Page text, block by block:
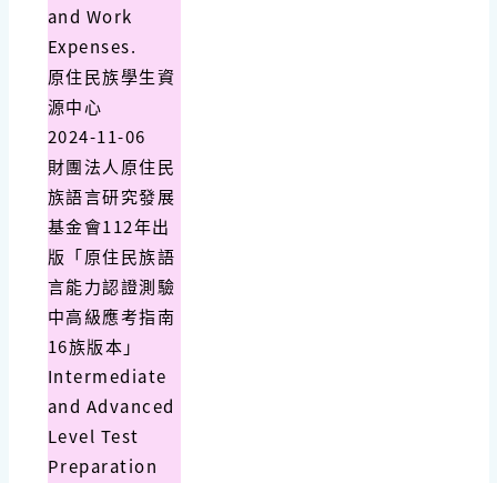
and Work
Expenses.
原住民族學生資
源中心
2024-11-06
財團法人原住民
族語言研究發展
基金會112年出
版「原住民族語
言能力認證測驗
中高級應考指南
16族版本」
Intermediate
and Advanced
Level Test
Preparation